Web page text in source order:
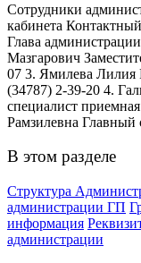
Сотрудники
кабинета
Глава
Мазгарович
07 3. Ямилева Лилия
(34787) 2-39-20 4.
специалист
Рамзилевна
В этом разделе
Структура
администрации ГП
информация
администрации